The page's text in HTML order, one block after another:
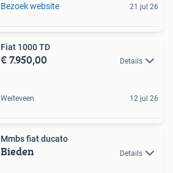
Bezoek website 21 jul 26
Fiat 1000 TD
€ 7.950,00 Details
Weiteveen 12 jul 26
Mmbs fiat ducato
Bieden Details